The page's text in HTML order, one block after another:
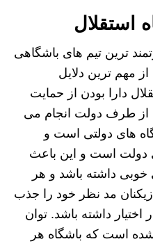
استقلال
ترین تیم های باشگاهی
مهم ترین دلایل
دارا بودن از حمایت
از طرف دولت انجام می
های دولتی است و
دولت است و این باعث
داشته باشد و هر
مد نظر خود را جذب
اختیار داشته باشد. توان
است که باشگاه هر